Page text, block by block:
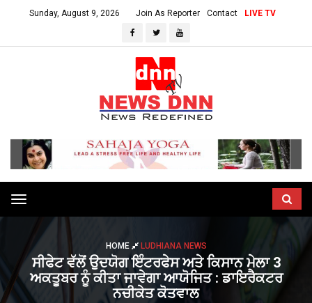
Sunday, August 9, 2026 Join As Reporter Contact LIVE TV
Toggle
navigation
HOME LUDHIANA NEWS
ਸੀਫੇਟ ਵੱਲੋਂ ਉਦਯੋਗ ਇੰਟਰਫੇਸ ਅਤੇ ਕਿਸਾਨ ਮੇਲਾ 3
ਅਕਤੂਬਰ ਨੂੰ ਕੀਤਾ ਜਾਵੇਗਾ ਆਯੋਜਿਤ : ਡਾਇਰੈਕਟਰ
ਨਚੀਕੇਤ ਕੋਤਵਾਲ